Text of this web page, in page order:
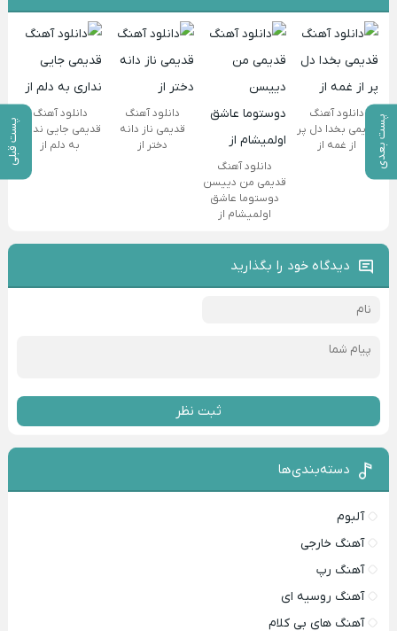
پست بعدی پست قبلی
دانلود آهنگ
قدیمی بخدا دل پر
از غمه از
دانلود آهنگ
قدیمی من دییسن
دوستوما عاشق
اولمیشام از
دانلود آهنگ
قدیمی ناز دانه
دختر از
دانلود آهنگ
قدیمی جایی نداری
به دلم از
دیدگاه خود را بگذارید
ثبت نظر
دسته‌بندی‌ها
آلبوم
آهنگ خارجی
آهنگ رپ
آهنگ روسیه ای
آهنگ های بی کلام